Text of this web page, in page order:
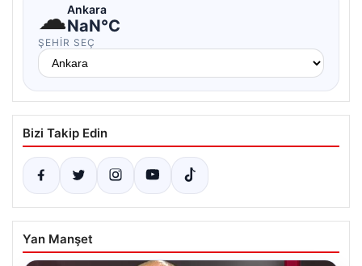
☁Ankara
NaN°C
ŞEHIR SEÇ
Bizi Takip Edin
Yan Manşet